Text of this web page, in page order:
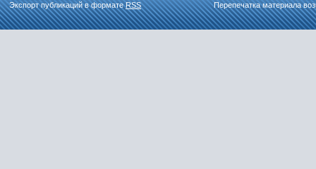
Экспорт публикаций в форматеRSS
Перепечатка материала